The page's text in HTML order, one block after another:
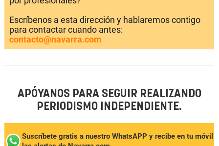
Escríbenos a esta dirección y hablaremos contigo
para contactar cuando antes:
contacto@navarra.com
APÓYANOS PARA SEGUIR REALIZANDO
PERIODISMO INDEPENDIENTE.
Suscríbete gratis a nuestro WhatsAPP y recibe en tu móvil